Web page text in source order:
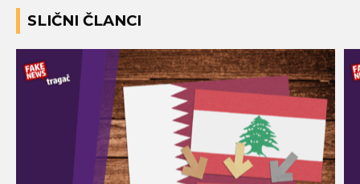
SLIČNI ČLANCI